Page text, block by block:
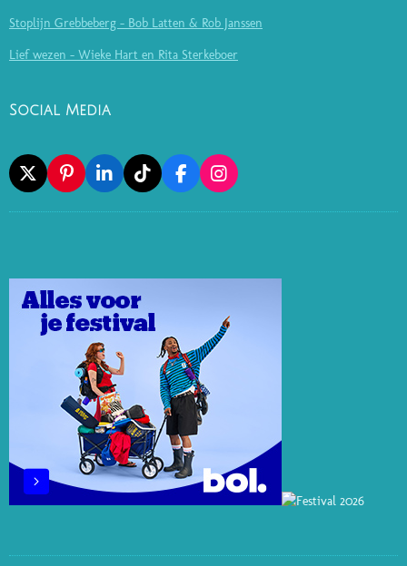
Stoplijn Grebbeberg - Bob Latten & Rob Janssen
Lief wezen - Wieke Hart en Rita Sterkeboer
Social Media
X
P
I
N
E
S
T
L
I
N
I
N
T
I
K
F
A
C
O
I
N
S
R
M